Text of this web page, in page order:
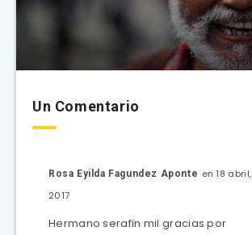
Un Comentario
Rosa Eyilda Fagundez Aponte en 18 abril,
2017
Hermano serafin mil gracias por